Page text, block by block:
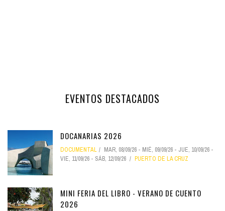
EVENTOS DESTACADOS
DOCANARIAS 2026
DOCUMENTAL MAR, 08/09/26 - MIÉ, 09/09/26 - JUE, 10/09/26 -
VIE, 11/09/26 - SÁB, 12/09/26 PUERTO DE LA CRUZ
MINI FERIA DEL LIBRO - VERANO DE CUENTO
2026